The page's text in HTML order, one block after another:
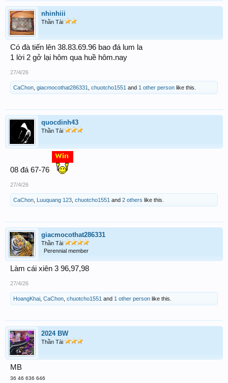
nhinhiii
Thần Tài
Có đà tiến lên 38.83.69.96 bao đá lum la
1 lời 2 gở lại hôm qua huề hôm.nay
27/4/26
CaChon giacmocothat286331 chuotcho1551 and 1 other person like this.
quocdinh43
Thần Tài
08 đá 67-76
27/4/26
CaChon Luuquang 123 chuotcho1551 and 2 others like this.
giacmocothat286331
Thần Tài
Perennial member
Làm cái xiên 3 96,97,98
27/4/26
HoangKhai CaChon chuotcho1551 and 1 other person like this.
2024 BW
Thần Tài
MB
36 46 636 646